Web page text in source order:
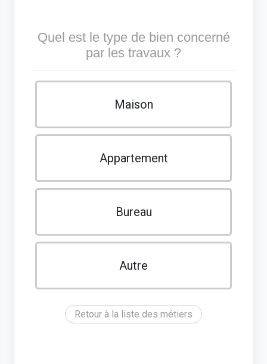
Quel est le type de bien concerné
par les travaux ?
Maison
Appartement
Bureau
Autre
Retour à la liste des métiers